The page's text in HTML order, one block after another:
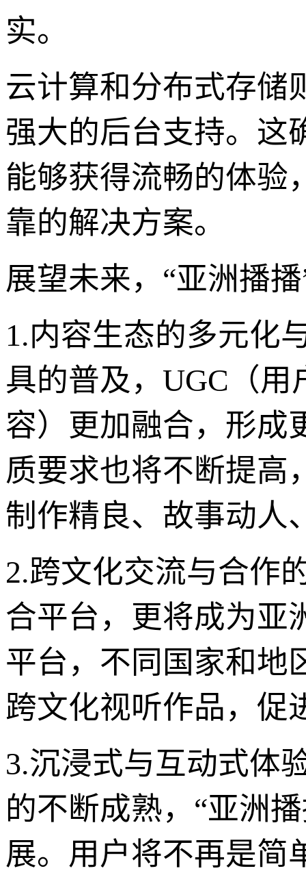
实。
云计算和分布式存储
强大的后台支持。这
能够获得流畅的体验
靠的解决方案。
展望未来，“亚洲播
1.内容生态的多元化
具的普及，UGC（
容）更加融合，形成
质要求也将不断提高
制作精良、故事动人
2.跨文化交流与合作
合平台，更将成为亚
平台，不同国家和地
跨文化视听作品，促
3.沉浸式与互动式体
的不断成熟，“亚洲
展。用户将不再是简